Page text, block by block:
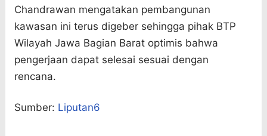
Chandrawan mengatakan pembangunan
kawasan ini terus digeber sehingga pihak BTP
Wilayah Jawa Bagian Barat optimis bahwa
pengerjaan dapat selesai sesuai dengan
rencana.
Sumber: Liputan6